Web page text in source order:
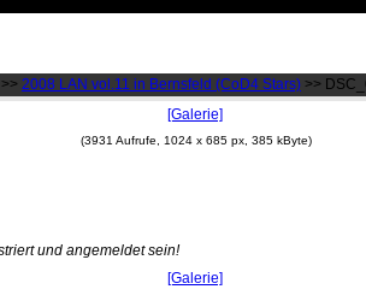
>> 2008 LAN vol.11 in Bernsfeld (CoD4 Stars) >>
[Galerie]
(3931 Aufrufe, 1024 x 685 px, 385 kByte)
und angemeldet sein!
[Galerie]